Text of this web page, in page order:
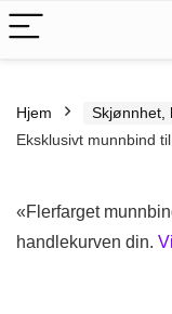
Hjem Skjønnhet,
Eksklusivt munnbind
«Flerfarget
handlekurven din.